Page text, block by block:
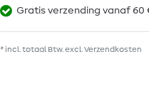
Gratis verzending vanaf 60
* incl. totaal Btw. excl. Verzendkosten